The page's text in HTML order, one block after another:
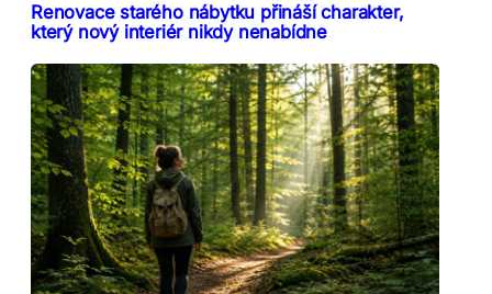
Renovace starého nábytku přináší charakter,
který nový interiér nikdy nenabídne